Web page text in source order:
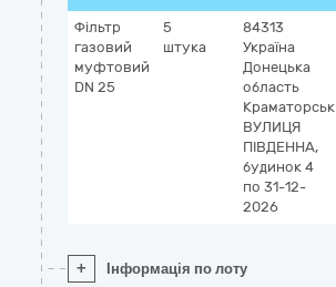
Фільтр
газовий
муфтовий
DN 25
5
штука
84313
Україна
Донецька
область
Краматорськ
ВУЛИЦЯ
ПІВДЕННА,
будинок 4
по 31-12-
2026
+ Інформація по лоту